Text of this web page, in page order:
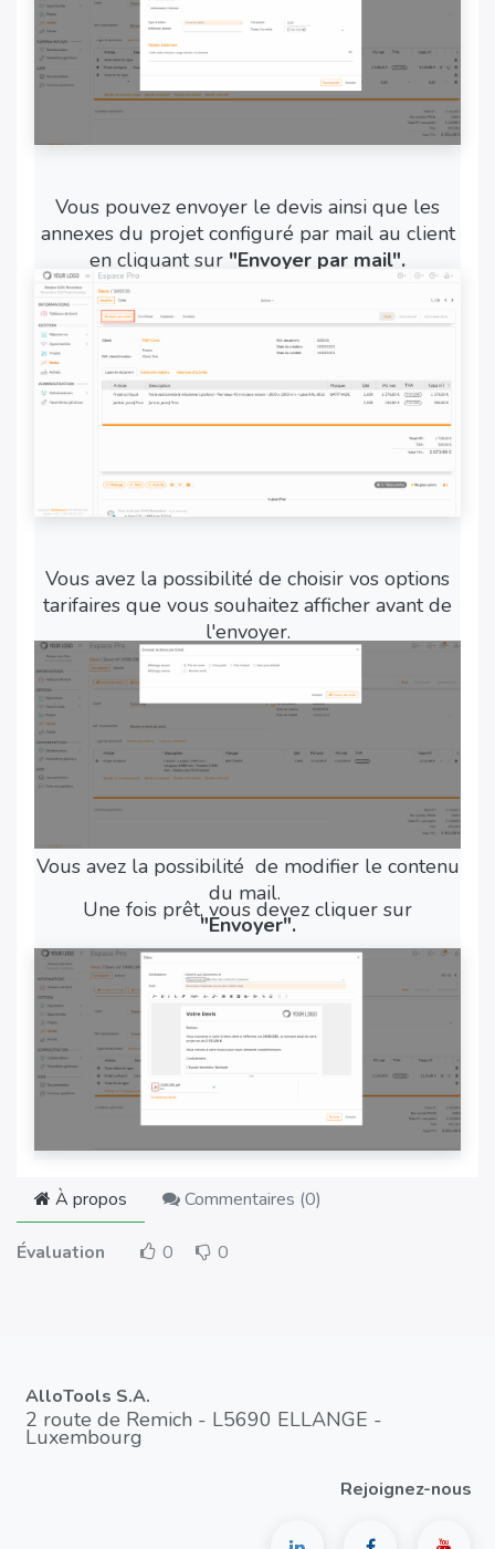
Vous pouvez envoyer le devis ainsi que les
annexes du projet configuré par mail au client
en cliquant sur "Envoyer par mail".
Vous avez la possibilité de choisir vos options
tarifaires que vous souhaitez afficher avant de
l'envoyer.
Vous avez la possibilité de modifier le contenu
du mail.
Une fois prêt, vous devez cliquer sur
"Envoyer".
À propos Commentaires (0)
Évaluation 0 0
AlloTools S.A.
2 route de Remich - L5690 ELLANGE -
Luxembourg
Rejoignez-nous